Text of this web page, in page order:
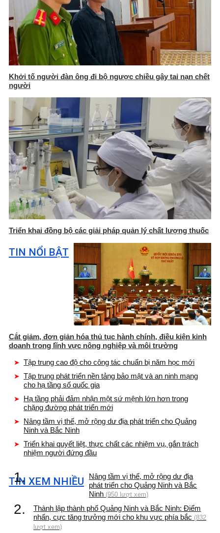
Khởi tố người đàn ông đi bộ ngược chiều gây tai nạn chết
người
Triển khai đồng bộ các giải pháp quản lý chất lượng thuốc
TIN NỔI BẬT
Cắt giảm, đơn giản hóa thủ tục hành chính, điều kiện kinh
doanh trong lĩnh vực nông nghiệp và môi trường
Tập trung cao độ cho công tác chuẩn bị năm học mới
Tập trung phát triển nền tảng bảo mật và an ninh mạng
cho hạ tầng số quốc gia
Hạ tầng phải đảm nhận một sứ mệnh lớn hơn trong
chặng đường phát triển mới
Nâng tầm vị thế, mở rộng dư địa phát triển cho Quảng
Ninh và Bắc Ninh
Triển khai quyết liệt, thực chất các nhiệm vụ, gắn trách
nhiệm người đứng đầu
TIN XEM NHIỀU
1.
Nâng tầm vị thế, mở rộng dư địa
phát triển cho Quảng Ninh và Bắc
Ninh (950 lượt xem)
2.
Thành lập thành phố Quảng Ninh và Bắc Ninh: Điểm
nhấn, cực tăng trưởng mới cho khu vực phía bắc (832
lượt xem)